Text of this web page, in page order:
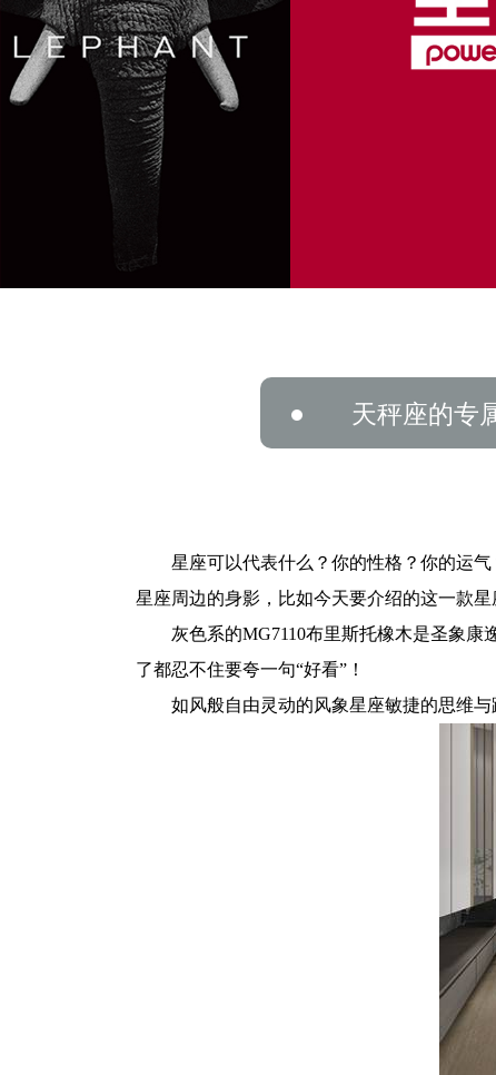
天秤座的专
星座可以代表什么？你的性格？你的运
星座周边的身影，比如今天要介绍的这一款
灰色系的MG7110布里斯托橡木是圣象康
了都忍不住要夸一句“好看”！
如风般自由灵动的风象星座敏捷的思维